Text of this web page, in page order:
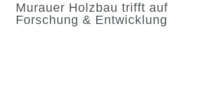
Murauer Holzbau trifft auf
Forschung & Entwicklung